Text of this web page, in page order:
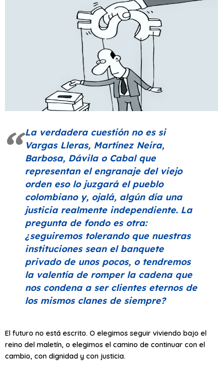
La verdadera cuestión no es si
Vargas Lleras, Martínez Neira,
Barbosa, Dávila o Cabal que
representan el engranaje del viejo
orden eso lo juzgará el pueblo
colombiano y, ojalá, algún día una
justicia realmente independiente. La
pregunta de fondo es otra:
¿seguiremos tolerando que nuestras
instituciones sean el banquete
privado de unos pocos, o tendremos
la valentía de romper la cadena que
nos condena a ser clientes eternos de
los mismos clanes de siempre?
El futuro no está escrito. O elegimos seguir viviendo bajo el
reino del maletín, o elegimos el camino de continuar con el
cambio, con dignidad y con justicia.